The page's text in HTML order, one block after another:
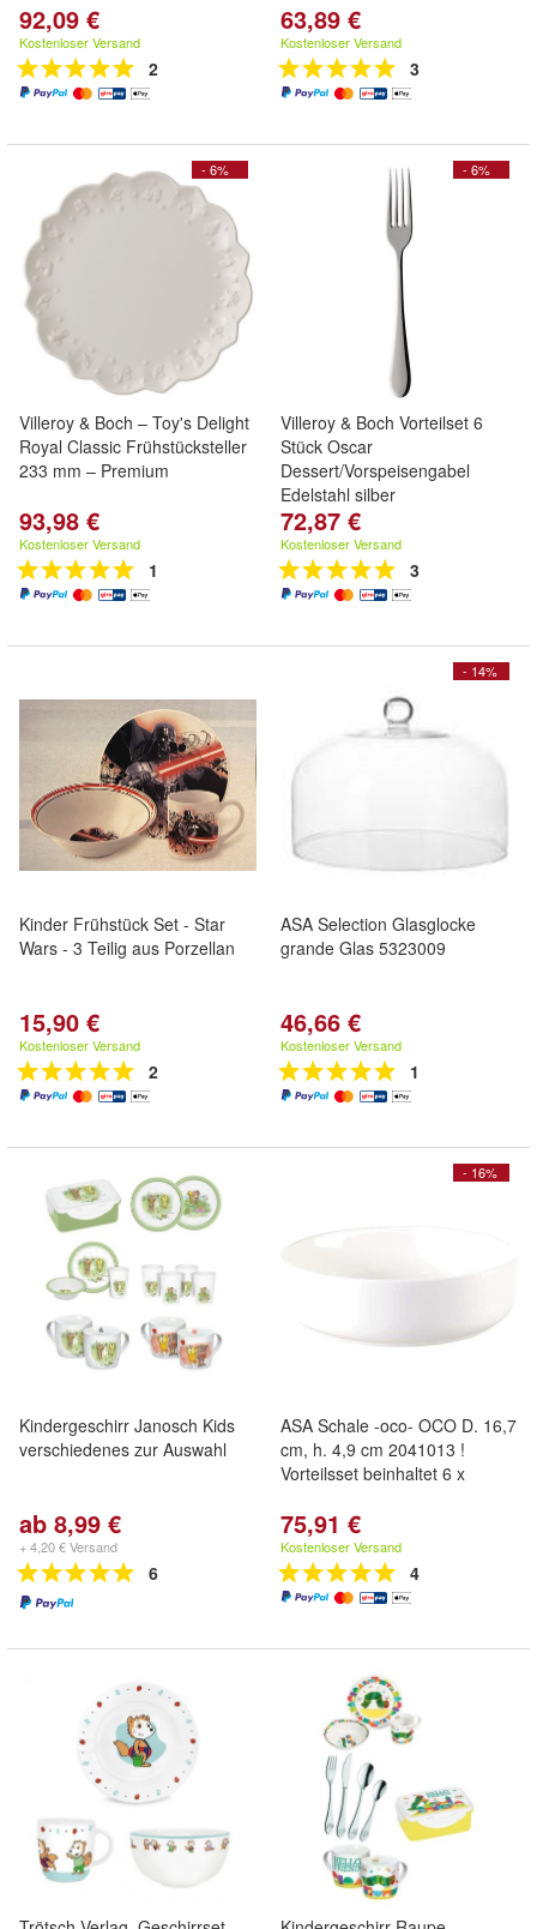
92,09 €
Kostenloser Versand
2
63,89 €
Kostenloser Versand
3
- 6%
Villeroy & Boch – Toy's Delight
Royal Classic Frühstücksteller
233 mm – Premium
93,98 €
Kostenloser Versand
1
- 6%
Villeroy & Boch Vorteilset 6
Stück Oscar
Dessert/Vorspeisengabel
Edelstahl silber
72,87 €
Kostenloser Versand
3
Kinder Frühstück Set - Star
Wars - 3 Teilig aus Porzellan
15,90 €
Kostenloser Versand
2
- 14%
ASA Selection Glasglocke
grande Glas 5323009
46,66 €
Kostenloser Versand
1
Kindergeschirr Janosch Kids
verschiedenes zur Auswahl
ab 8,99 €
+ 4,20 € Versand
6
- 16%
ASA Schale -oco- OCO D. 16,7
cm, h. 4,9 cm 2041013 !
Vorteilsset beinhaltet 6 x
75,91 €
Kostenloser Versand
4